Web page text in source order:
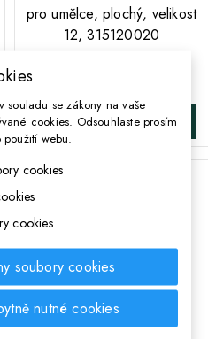
pro umělce, plochý, velikost
12, 315120020
DO KOŠÍKA
Skladem
souladu se zákony na vaše
cookies. Odsouhlaste prosím
použití webu.
cookies
cookies
soubory cookies
nutné cookies